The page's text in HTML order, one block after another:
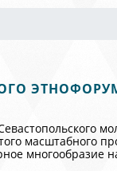
масштабного
многообразие